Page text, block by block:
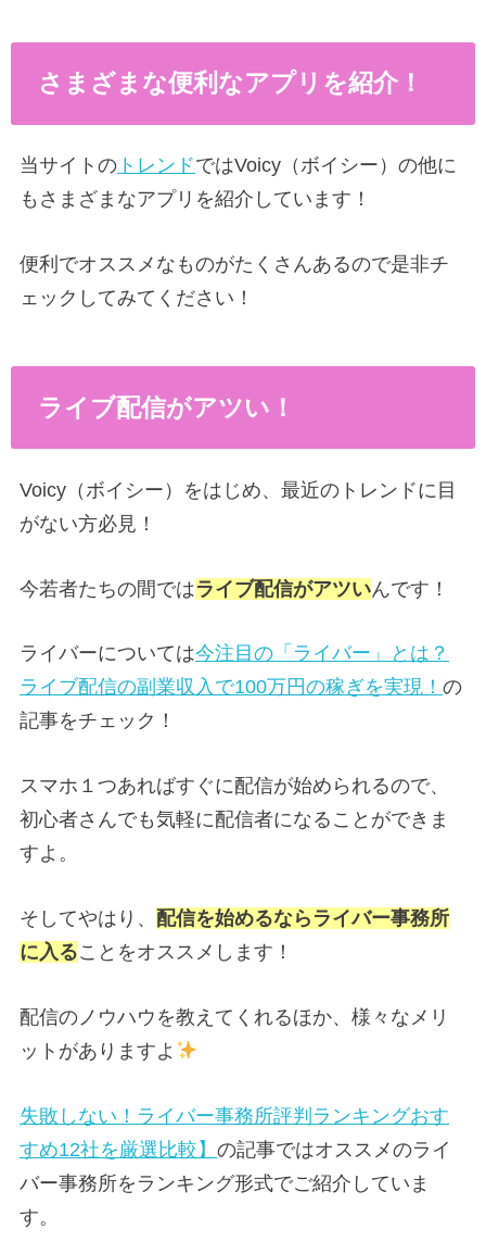
さまざまな便利なアプリを紹介！
当サイトの トレンドではVoicy（ボイシー）の他に
もさまざまなアプリを紹介しています！
便利でオススメなものがたくさんあるので是非チ
ェックしてみてください！
ライブ配信がアツい！
Voicy（ボイシー）をはじめ、最近のトレンドに目
がない方必見！
今若者たちの間ではライブ配信がアツいんです！
ライバーについては今注目の「ライバー」とは？
ライブ配信の副業収入で100万円の稼ぎを実現！ の
記事をチェック！
スマホ１つあればすぐに配信が始められるので、
初心者さんでも気軽に配信者になることができま
すよ。
そしてやはり、 配信を始めるならライバー事務所
に入ることをオススメします！
配信のノウハウを教えてくれるほか、様々なメリ
ットがありますよ
失敗しない！ライバー事務所評判ランキングおす
すめ12社を厳選比較】 の記事ではオススメのライ
バー事務所をランキング形式でご紹介していま
す。